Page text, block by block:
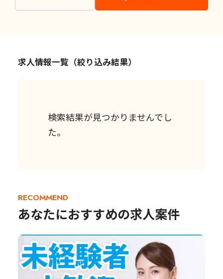
求人情報一覧（絞り込み結果）
検索結果が見つかりませんでし
た。
RECOMMEND
あなたにおすすめの求人案件